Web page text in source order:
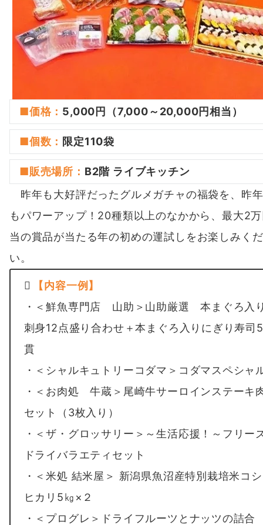
■価格： 5,000円（7,000～20,000円相当）
■個数 ： 限定110袋
■販売場所 ： B2階 ライブキッチン
昨年も大好評だったグルメガチャの福袋を、昨
もパワーアップ！20種類以上のなかから、最大2
当の賞品が当たる年の初めの運試しをお楽しみく
い。
【内容一例】
・＜鮮魚専門店 山助＞山助厳選 本まぐろ入
刺身12点盛り合わせ＋本まぐろ入りにぎり寿司
貫
・＜シャルキュトリーコダマ＞コダマスペシャ
・＜お肉処 牛蔵＞尾崎牛サーロインステーキ
セット（3枚入り）
・＜ザ・グロッサリー＞～生活応援！～フリー
ドライバラエティセット
・＜米処 結米屋＞ 新潟県魚沼産特別栽培米コシ
ヒカリ5㎏×２
・＜プログレ＞ドライフルーツとナッツの詰合